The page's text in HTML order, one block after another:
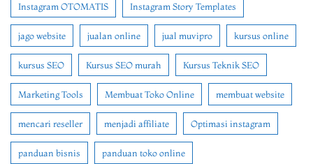
Instagram OTOMATIS Instagram Story Templates
jago website jualan online jual muvipro kursus online
kursus SEO Kursus SEO murah Kursus Teknik SEO
Marketing Tools Membuat Toko Online membuat website
mencari reseller menjadi affiliate Optimasi instagram
panduan bisnis panduan toko online